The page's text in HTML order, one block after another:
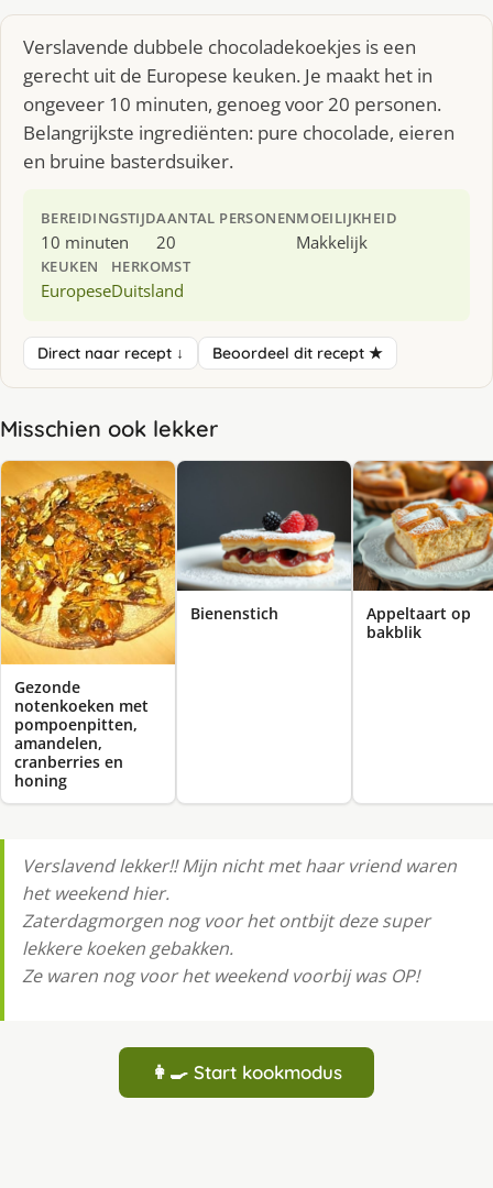
Verslavende dubbele chocoladekoekjes is een
gerecht uit de Europese keuken. Je maakt het in
ongeveer 10 minuten, genoeg voor 20 personen.
Belangrijkste ingrediënten: pure chocolade, eieren
en bruine basterdsuiker.
BEREIDINGSTIJD
10 minuten
AANTAL PERSONEN
20
MOEILIJKHEID
Makkelijk
KEUKEN
Europese
HERKOMST
Duitsland
Direct naar recept ↓ Beoordeel dit recept ★
Misschien ook lekker
Gezonde
notenkoeken met
pompoenpitten,
amandelen,
cranberries en
honing
Bienenstich
Appeltaart op
bakblik
Verslavend lekker!! Mijn nicht met haar vriend waren
het weekend hier.
Zaterdagmorgen nog voor het ontbijt deze super
lekkere koeken gebakken.
Ze waren nog voor het weekend voorbij was OP!
👩‍🍳 Start kookmodus